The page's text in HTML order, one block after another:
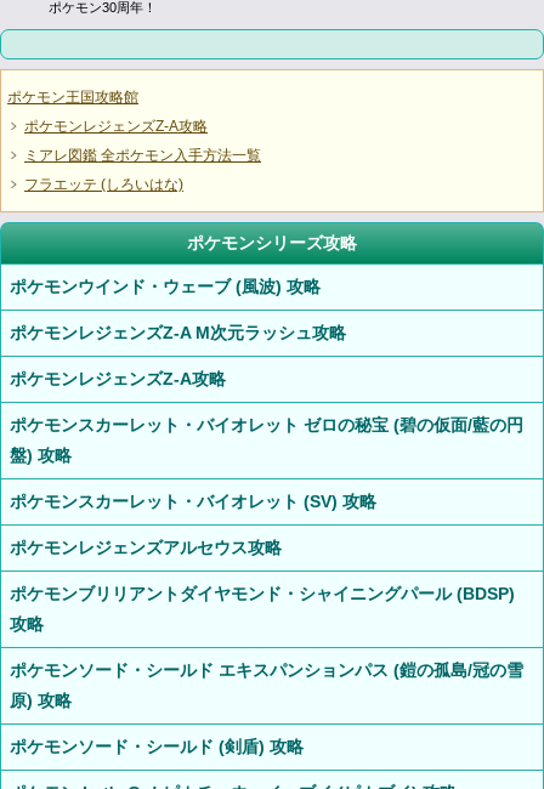
ポケモン30周年！
ポケモン王国攻略館
ポケモンレジェンズZ-A攻略
ミアレ図鑑 全ポケモン入手方法一覧
フラエッテ (しろいはな)
ポケモンシリーズ攻略
ポケモンウインド・ウェーブ (風波) 攻略
ポケモンレジェンズZ-A M次元ラッシュ攻略
ポケモンレジェンズZ-A攻略
ポケモンスカーレット・バイオレット ゼロの秘宝 (碧の仮面/藍の円
盤) 攻略
ポケモンスカーレット・バイオレット (SV) 攻略
ポケモンレジェンズアルセウス攻略
ポケモンブリリアントダイヤモンド・シャイニングパール (BDSP)
攻略
ポケモンソード・シールド エキスパンションパス (鎧の孤島/冠の雪
原) 攻略
ポケモンソード・シールド (剣盾) 攻略